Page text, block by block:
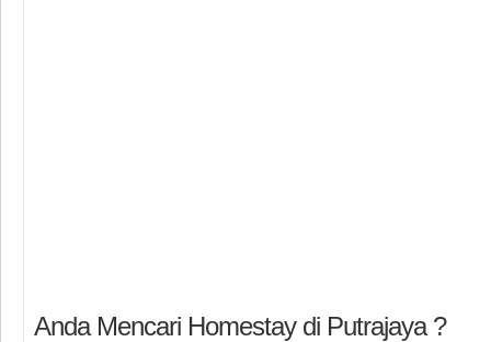
Anda Mencari Homestay di Putrajaya ?